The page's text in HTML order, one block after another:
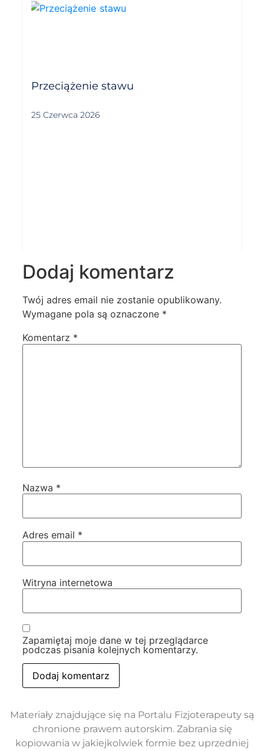
Przeciążenie stawu
25 Czerwca 2026
Dodaj komentarz
Twój adres email nie zostanie opublikowany.
Wymagane pola są oznaczone *
Komentarz *
Nazwa *
Adres email *
Witryna internetowa
Zapamiętaj moje dane w tej przeglądarce
podczas pisania kolejnych komentarzy.
Materiały znajdujące się na Portalu Fizjoterapeuty są
chronione prawem autorskim. Zabrania się
kopiowania w jakiejkolwiek formie bez uprzedniej